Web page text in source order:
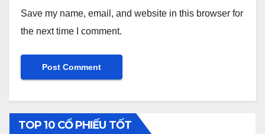
Save my name, email, and website in this browser for
the next time I comment.
TOP 10 CỔ PHIẾU TỐT